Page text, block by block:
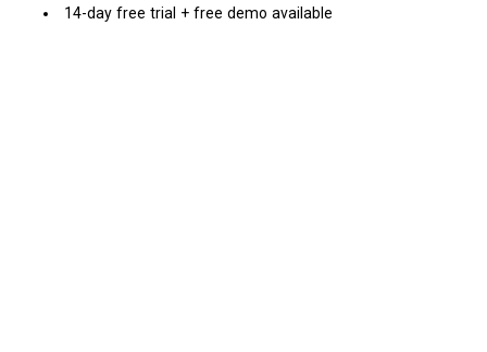
14-day free trial + free demo available